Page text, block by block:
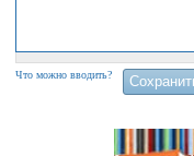
Что можно вводить?